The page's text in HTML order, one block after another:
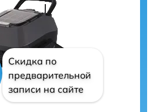
Скидка по
предварительной
записи на сайте